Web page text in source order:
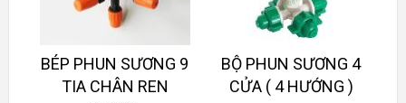
BÉP PHUN SƯƠNG 9
TIA CHÂN REN
BỘ PHUN SƯƠNG 4
CỬA ( 4 HƯỚNG )